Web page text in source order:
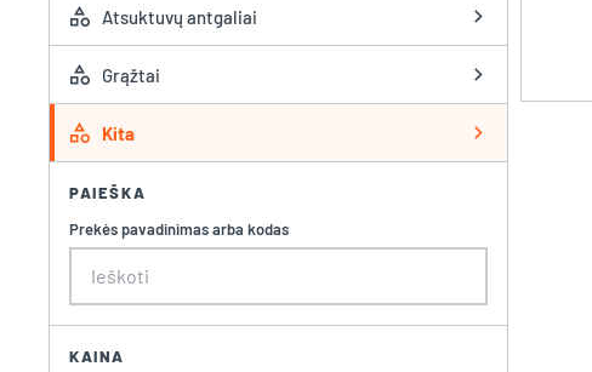
category Atsuktuvų antgaliai
chevron_right
category
Grąžtai
chevron_right
category
Kita chevron_right
PAIEŠKA
Prekės pavadinimas arba kodas
KAINA